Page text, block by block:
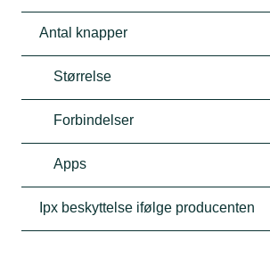
Antal knapper
Størrelse
Forbindelser
Apps
Ipx beskyttelse ifølge producenten